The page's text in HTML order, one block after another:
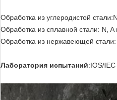
Обработка из углеродистой
Обработка из сплавной стали: N, A
Обработка из нержавеющей стали:
Лаборатория испытаний:IOS/